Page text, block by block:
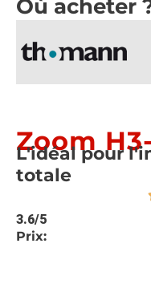
Où acheter
Zoom
L'idéal pour
totale
3.6/5
Prix: